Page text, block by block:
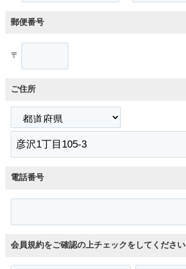
郵便番号
〒
ご住所
電話番号
会員規約をご確認の上チェックをしてください